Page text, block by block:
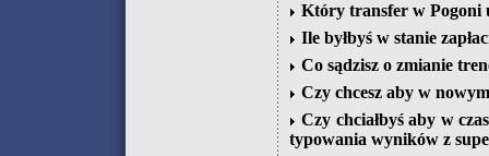
Który transfer w Pogoni
Ile byłbyś w stanie
Co sądzisz o zmianie
Czy chcesz aby w
Czy chciałbyś aby w
typowania wyników z